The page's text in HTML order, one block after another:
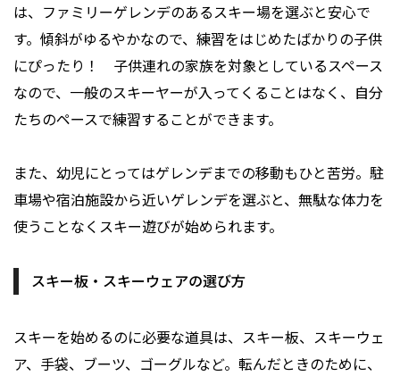
は、ファミリーゲレンデのあるスキー場を選ぶと安心で
す。傾斜がゆるやかなので、練習をはじめたばかりの子供
にぴったり！ 子供連れの家族を対象としているスペース
なので、一般のスキーヤーが入ってくることはなく、自分
たちのペースで練習することができます。
また、幼児にとってはゲレンデまでの移動もひと苦労。駐
車場や宿泊施設から近いゲレンデを選ぶと、無駄な体力を
使うことなくスキー遊びが始められます。
スキー板・スキーウェアの選び方
スキーを始めるのに必要な道具は、スキー板、スキーウェ
ア、手袋、ブーツ、ゴーグルなど。転んだときのために、